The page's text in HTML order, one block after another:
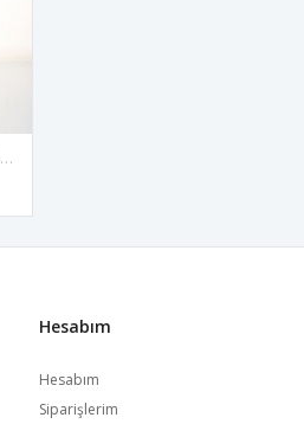
Lacivert Çiçek Desenli Tayt 6E-1061
Hesabım
Hesabım
Siparişlerim